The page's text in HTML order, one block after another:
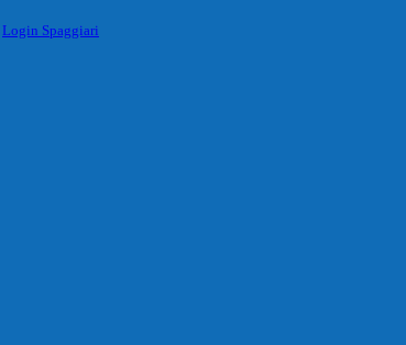
Login Spaggiari